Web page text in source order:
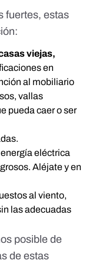
fuertes, estas
viejas,
en
al mobiliario
vallas
pueda caer o ser
eléctrica
Aléjate y en
al viento,
las adecuadas
posible de
de estas